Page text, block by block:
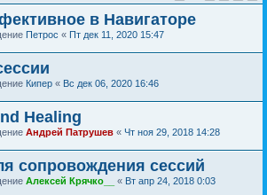
в Навигаторе
Петрос « Пт дек 11, 2020 15:47
Кипер « Вс дек 06, 2020 16:46
Healing
Андрей Патрушев « Чт ноя 29, 2018 14:28
сопровождения сессий
Алексей Крячко__ « Вт апр 24, 2018 0:03